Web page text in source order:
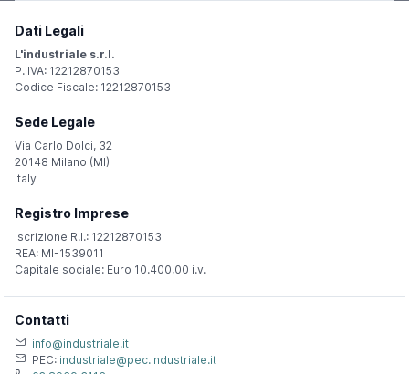
Dati Legali
L'industriale s.r.l.
P. IVA: 12212870153
Codice Fiscale: 12212870153
Sede Legale
Via Carlo Dolci, 32
20148 Milano (MI)
Italy
Registro Imprese
Iscrizione R.I.: 12212870153
REA: MI-1539011
Capitale sociale: Euro 10.400,00 i.v.
Contatti
info@industriale.it
PEC: industriale@pec.industriale.it